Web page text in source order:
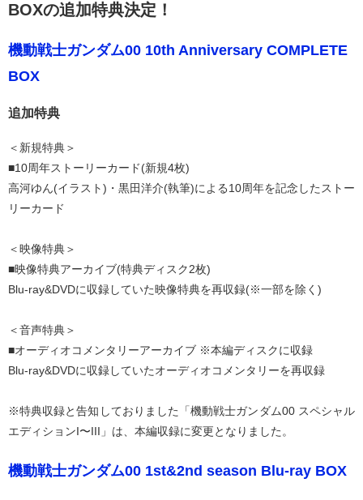
BOXの追加特典決定！
機動戦士ガンダム00 10th Anniversary COMPLETE
BOX
追加特典
＜新規特典＞
■10周年ストーリーカード(新規4枚)
高河ゆん(イラスト)・黒田洋介(執筆)による10周年を記念したストー
リーカード
＜映像特典＞
■映像特典アーカイブ(特典ディスク2枚)
Blu-ray&DVDに収録していた映像特典を再収録(※一部を除く)
＜音声特典＞
■オーディオコメンタリーアーカイブ ※本編ディスクに収録
Blu-ray&DVDに収録していたオーディオコメンタリーを再収録
※特典収録と告知しておりました「機動戦士ガンダム00 スペシャル
エディションI〜III」は、本編収録に変更となりました。
機動戦士ガンダム00 1st&2nd season Blu-ray BOX